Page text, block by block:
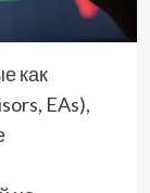
как
EAs),